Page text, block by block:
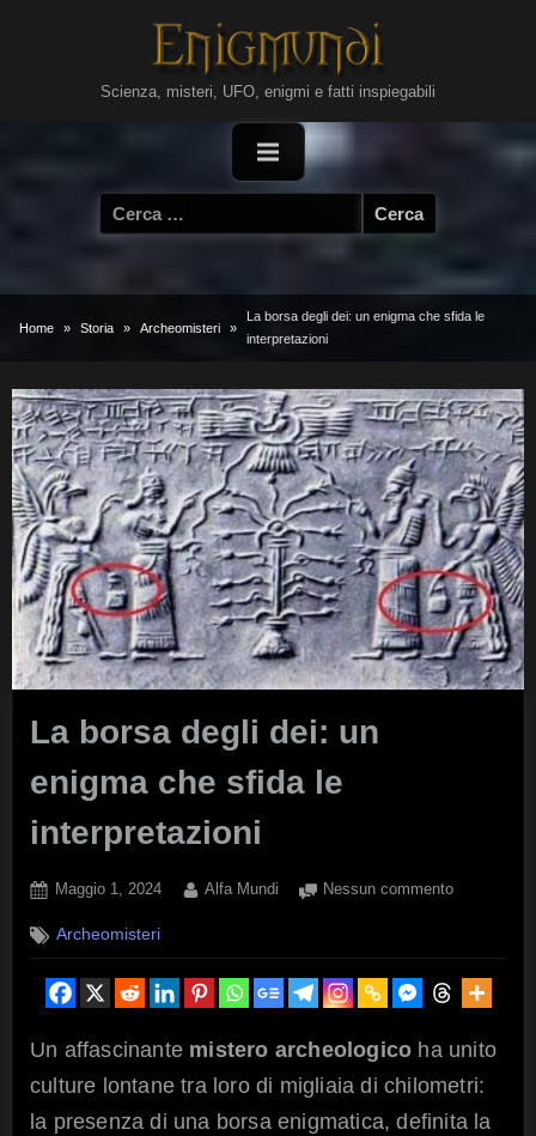
Scienza, misteri, UFO, enigmi e fatti inspiegabili
Ricerca
per:
Home Storia Archeomisteri
La borsa degli dei: un enigma che sfida le
interpretazioni
La borsa degli dei: un
enigma che sfida le
interpretazioni
Posted
Maggio 1, 2024 By
Alfa Mundi Nessun commentosu
degli
dei:
un
enigma
sfida
le
Archeomisteri
Un affascinante mistero archeologico ha unito
culture lontane tra loro di migliaia di chilometri:
la presenza di una borsa enigmatica, definita la